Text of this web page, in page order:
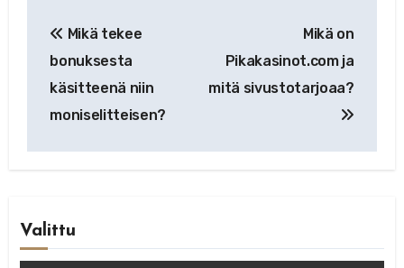
selaus
Mikä tekee
bonuksesta
käsitteenä niin
moniselitteisen?
Mikä on
Pikakasinot.com ja
mitä sivustotarjoaa?
Valittu